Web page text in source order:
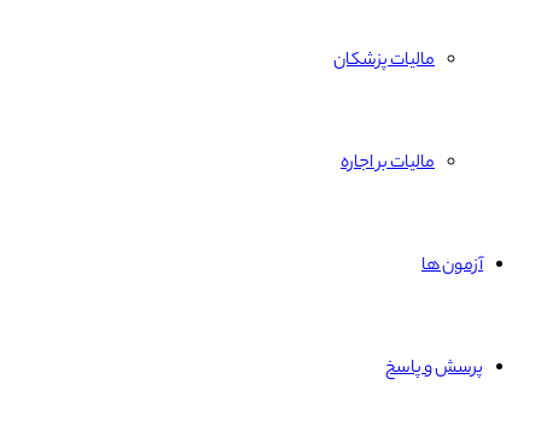
مالیات پزشکان
مالیات بر اجاره
آزمون ها
پرسش و پاسخ